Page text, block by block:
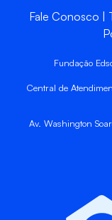
Fale Conosco
Fundação
Central de
Av. Washington